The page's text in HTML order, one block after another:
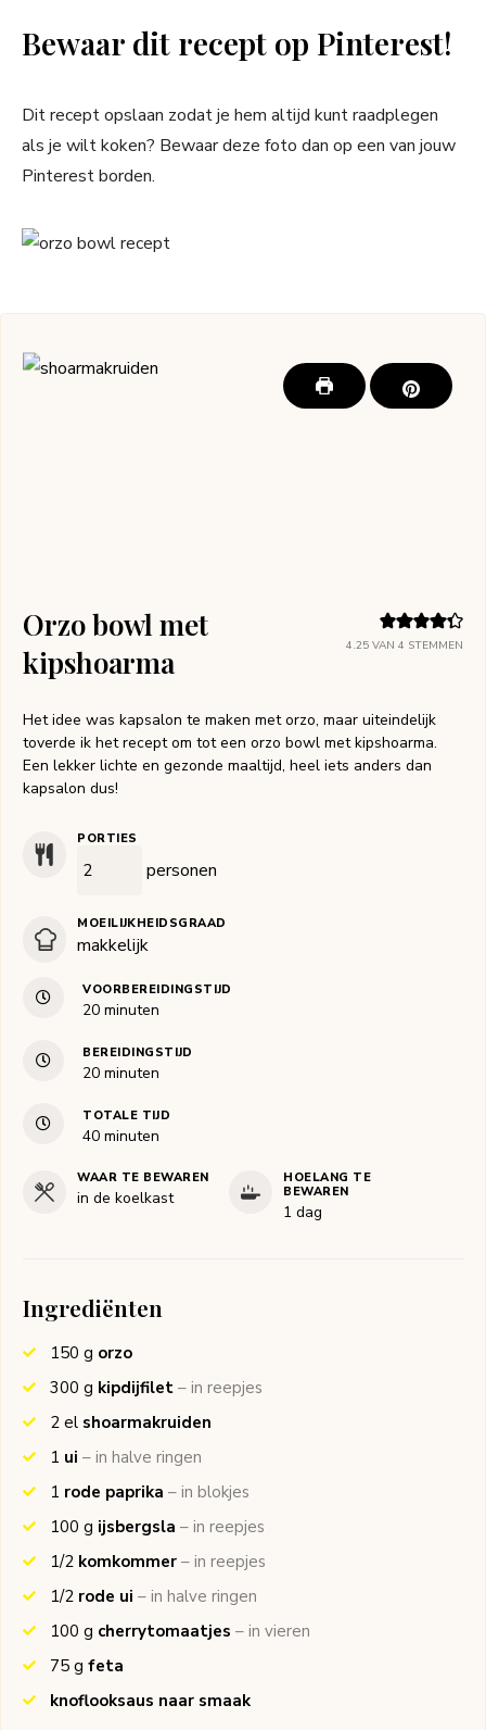
Bewaar dit recept op Pinterest!
Dit recept opslaan zodat je hem altijd kunt raadplegen
als je wilt koken? Bewaar deze foto dan op een van jouw
Pinterest borden.
4.25 VAN 4 STEMMEN
Orzo bowl met
kipshoarma
Het idee was kapsalon te maken met orzo, maar uiteindelijk
toverde ik het recept om tot een orzo bowl met kipshoarma.
Een lekker lichte en gezonde maaltijd, heel iets anders dan
kapsalon dus!
PORTIES
personen
MOEILIJKHEIDSGRAAD
makkelijk
VOORBEREIDINGSTIJD
20minuten
minuten
BEREIDINGSTIJD
20minuten
minuten
TOTALE TIJD
40minuten
minuten
WAAR TE BEWAREN
in de koelkast
HOELANG TE
BEWAREN
1 dag
Ingrediënten
150 g orzo
300 g kipdijfilet – in reepjes
2 el shoarmakruiden
1 ui – in halve ringen
1 rode paprika – in blokjes
100 g ijsbergsla – in reepjes
1/2 komkommer – in reepjes
1/2 rode ui – in halve ringen
100 g cherrytomaatjes – in vieren
75 g feta
knoflooksaus naar smaak